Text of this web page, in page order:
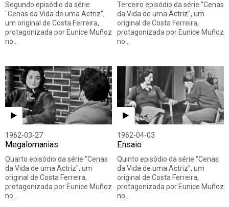
Segundo episódio da série
"Cenas da Vida de uma Actriz",
um original de Costa Ferreira,
protagonizada por Eunice Muñoz
no…
Terceiro episódio da série "Cenas
da Vida de uma Actriz", um
original de Costa Ferreira,
protagonizada por Eunice Muñoz
no…
1962-03-27
Megalomanias
Quarto episódio da série "Cenas
da Vida de uma Actriz", um
original de Costa Ferreira,
protagonizada por Eunice Muñoz
no…
1962-04-03
Ensaio
Quinto episódio da série "Cenas
da Vida de uma Actriz", um
original de Costa Ferreira,
protagonizada por Eunice Muñoz
no…